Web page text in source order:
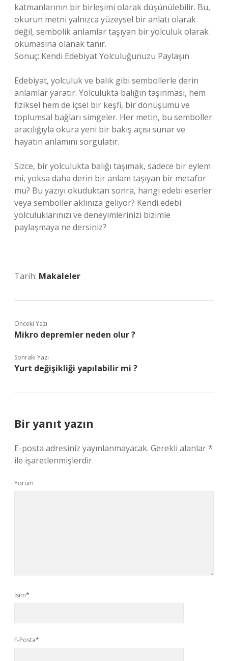
katmanlarının bir birleşimi olarak düşünülebilir. Bu,
okurun metni yalnızca yüzeysel bir anlatı olarak
değil, sembolik anlamlar taşıyan bir yolculuk olarak
okumasına olanak tanır.
Sonuç: Kendi Edebiyat Yolculuğunuzu Paylaşın
Edebiyat, yolculuk ve balık gibi sembollerle derin
anlamlar yaratır. Yolculukta balığın taşınması, hem
fiziksel hem de içsel bir keşfi, bir dönüşümü ve
toplumsal bağları simgeler. Her metin, bu semboller
aracılığıyla okura yeni bir bakış açısı sunar ve
hayatın anlamını sorgulatır.
Sizce, bir yolculukta balığı taşımak, sadece bir eylem
mi, yoksa daha derin bir anlam taşıyan bir metafor
mu? Bu yazıyı okuduktan sonra, hangi edebi eserler
veya semboller aklınıza geliyor? Kendi edebi
yolculuklarınızı ve deneyimlerinizi bizimle
paylaşmaya ne dersiniz?
Tarih: Makaleler
Önceki Yazı
Mikro depremler neden olur ?
Sonraki Yazı
Yurt değişikliği yapılabilir mi ?
Bir yanıt yazın
E-posta adresiniz yayınlanmayacak. Gerekli alanlar*
ile işaretlenmişlerdir
Yorum
İsim*
E-Posta*